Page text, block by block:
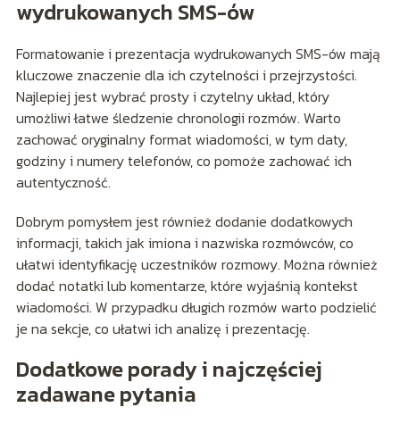
wydrukowanych SMS-ów
Formatowanie i prezentacja wydrukowanych SMS-ów mają
kluczowe znaczenie dla ich czytelności i przejrzystości.
Najlepiej jest wybrać prosty i czytelny układ, który
umożliwi łatwe śledzenie chronologii rozmów. Warto
zachować oryginalny format wiadomości, w tym daty,
godziny i numery telefonów, co pomoże zachować ich
autentyczność.
Dobrym pomysłem jest również dodanie dodatkowych
informacji, takich jak imiona i nazwiska rozmówców, co
ułatwi identyfikację uczestników rozmowy. Można również
dodać notatki lub komentarze, które wyjaśnią kontekst
wiadomości. W przypadku długich rozmów warto podzielić
je na sekcje, co ułatwi ich analizę i prezentację.
Dodatkowe porady i najczęściej
zadawane pytania